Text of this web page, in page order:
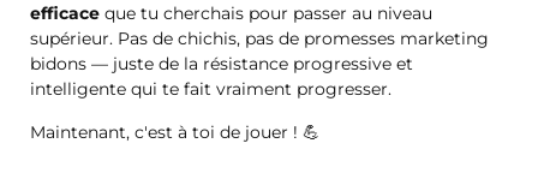
efficace que tu cherchais pour passer au niveau
supérieur. Pas de chichis, pas de promesses marketing
bidons — juste de la résistance progressive et
intelligente qui te fait vraiment progresser.
Maintenant, c'est à toi de jouer ! 💪